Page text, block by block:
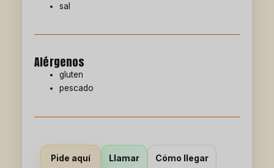
sal
Alérgenos
gluten
pescado
Pide aquí Llamar Cómo llegar